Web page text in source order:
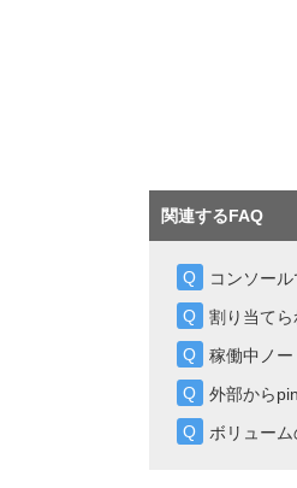
関連するFAQ
コンソー
割り当て
稼働中ノ
外部から
ボリューム